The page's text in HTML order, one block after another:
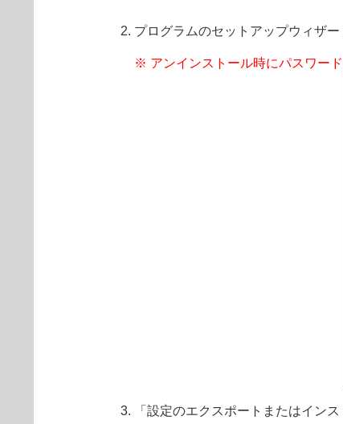
プログラムのセットアップウィザ
※ アンインストール時にパスワード
「設定のエクスポートまたはイン